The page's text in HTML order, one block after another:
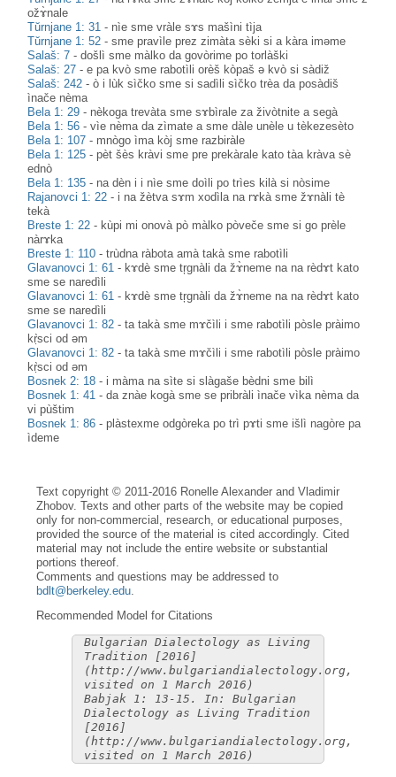
ožɤ̀nale
Tŭrnjane 1: 31 - nìe sme vràle sɤs mašìni tìja
Tŭrnjane 1: 52 -sme pravìle prez zimàta sèki si a kàra iməme
Salaš: 7 -došlì sme màlko da govòrime po torlàški
Salaš: 27 -e pa kvò sme rabotìli orèš kòpaš ə kvò si sàdiž
Salaš: 242 -ò i lùk sìčko sme si sadìli sìčko trèa da posàdiš
ìnače nèma
Bela 1: 29 - nèkoga trevàta sme sɤbìrale za živòtnite a segà
Bela 1: 56 -vìe nèma da zìmate a sme dàle unèle u tèkezesèto
Bela 1: 107 - mnògo ìma kòj sme razbiràle
Bela 1: 125 -pèt šès kràvi sme pre prekàrale kato tàa kràva sè
ednò
Bela 1: 135 - na dèn i i nìe sme doìli po trìes kilà si nòsime
Rajanovci 1: 22 - i na žètva sɤm xodìla na rɤkà sme žɤnàli tè
tekà
Breste 1: 22 - kùpi mi onovà pò màlko pòveče sme si go prèle
nàrɤka
Breste 1: 110 -trùdna ràbota amà takà sme rabotìli
Glavanovci 1: 61 - kɤdè sme tŗgnàli da žɤ̀neme na na rèdɤt kato
sme se naredìli
Glavanovci 1: 61 - kɤdè sme tŗgnàli da žɤ̀neme na na rèdɤt kato
sme se naredìli
Glavanovci 1: 82 -ta takà sme mɤčìli i sme rabotìli pòsle pràimo
kṛ̀sci od əm
Glavanovci 1: 82 -ta takà sme mɤčìli i sme rabotìli pòsle pràimo
kṛ̀sci od əm
Bosnek 2: 18 - i màma na sìte si slàgaše bèdni sme bilì
Bosnek 1: 41 -da znàe kogà sme se pribràli ìnače vìka nèma da
vi pùštim
Bosnek 1: 86 -plàstexme odgòreka po trì pɤti sme išlì nagòre pa
ìdeme
Text copyright © 2011-2016 Ronelle Alexander and Vladimir
Zhobov. Texts and other parts of the website may be copied
only for non-commercial, research, or educational purposes,
provided the source of the material is cited accordingly. Cited
material may not include the entire website or substantial
portions thereof.
Comments and questions may be addressed to
bdlt@berkeley.edu.
Recommended Model for Citations
Bulgarian Dialectology as Living
Tradition [2016]
(http://www.bulgariandialectology.org,
visited on 1 March 2016)
Babjak 1: 13-15. In: Bulgarian
Dialectology as Living Tradition
[2016]
(http://www.bulgariandialectology.org,
visited on 1 March 2016)